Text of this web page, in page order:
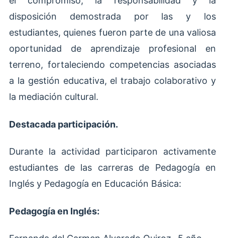
disposición demostrada por las y los
estudiantes, quienes fueron parte de una valiosa
oportunidad de aprendizaje profesional en
terreno, fortaleciendo competencias asociadas
a la gestión educativa, el trabajo colaborativo y
la mediación cultural.
Destacada participación.
Durante la actividad participaron activamente
estudiantes de las carreras de Pedagogía en
Inglés y Pedagogía en Educación Básica:
Pedagogía en Inglés: